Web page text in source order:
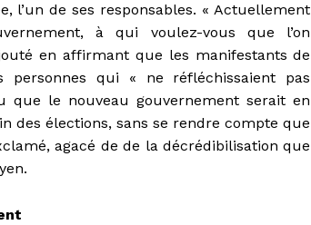
l’un de ses responsables. « Actuellement
à qui voulez-vous que l’on
en affirmant que les manifestants de
qui « ne réfléchissaient pas
que le nouveau gouvernement serait en
des élections, sans se rendre compte que
agacé de de la décrédibilisation que